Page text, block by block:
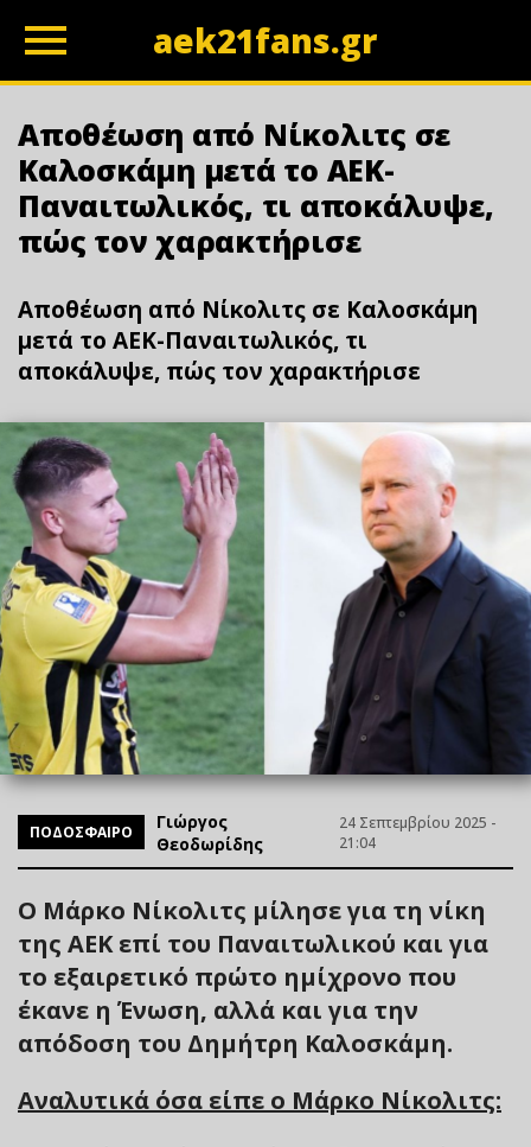
aek21fans.gr
Αποθέωση από Νίκολιτς σε
Καλοσκάμη μετά το ΑΕΚ-
Παναιτωλικός, τι αποκάλυψε,
πώς τον χαρακτήρισε
Αποθέωση από Νίκολιτς σε Καλοσκάμη
μετά το ΑΕΚ-Παναιτωλικός, τι
αποκάλυψε, πώς τον χαρακτήρισε
ΠΟΔΟΣΦΑΙΡΟ
Γιώργος
Θεοδωρίδης
24 Σεπτεμβρίου 2025 -
21:04
Ο Μάρκο Νίκολιτς μίλησε για τη νίκη
της ΑΕΚ επί του Παναιτωλικού και για
το εξαιρετικό πρώτο ημίχρονο που
έκανε η Ένωση, αλλά και για την
απόδοση του Δημήτρη Καλοσκάμη.
Αναλυτικά όσα είπε ο Μάρκο Νίκολιτς: